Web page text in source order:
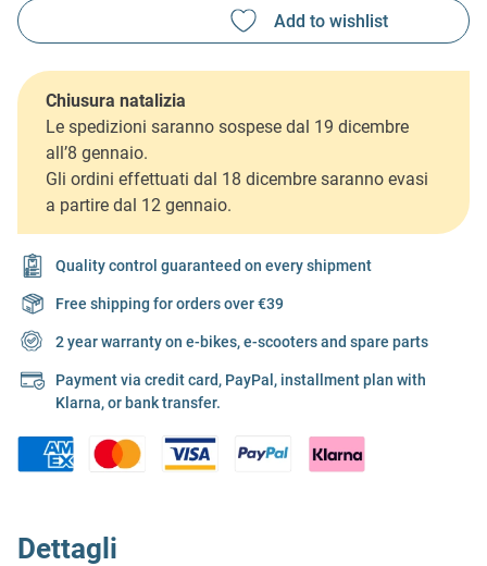
Chiusura natalizia
Le spedizioni saranno sospese dal 19 dicembre
all’8 gennaio.
Gli ordini effettuati dal 18 dicembre saranno evasi
a partire dal 12 gennaio.
Quality control guaranteed on every shipment
Free shipping for orders over €39
2 year warranty on e-bikes, e-scooters and spare parts
Payment via credit card, PayPal, installment plan with
Klarna, or bank transfer.
Dettagli